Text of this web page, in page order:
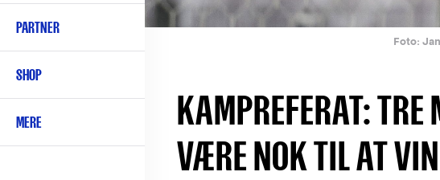
PARTNER
SHOP
MERE
Foto:
KAMPREFERAT: TRE
VÆRE NOK TIL AT